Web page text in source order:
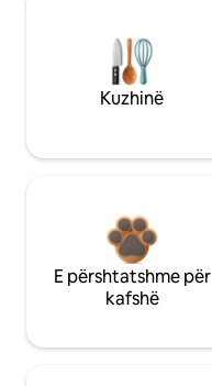
Kuzhinë
E përshtatshme për
kafshë